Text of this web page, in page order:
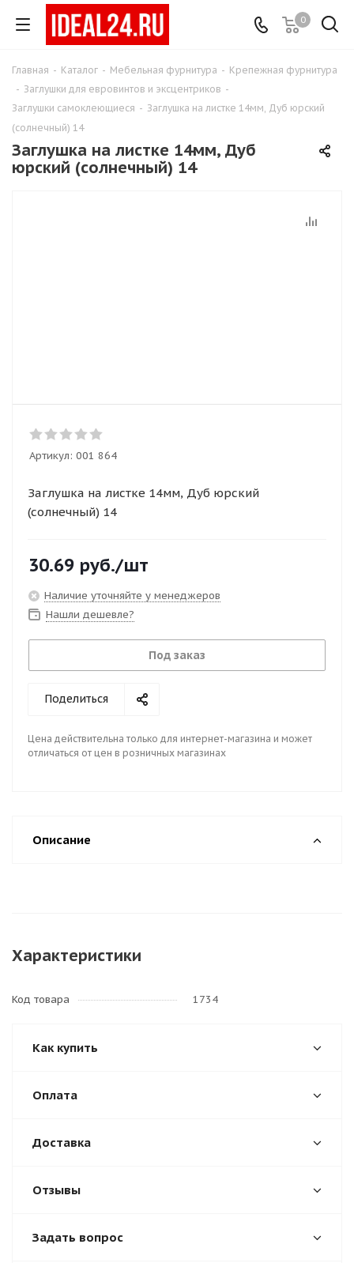
0
Главная - Каталог - Мебельная фурнитура - Крепежная фурнитура
- Заглушки для евровинтов и эксцентриков -
Заглушки самоклеющиеся - Заглушка на листке 14мм, Дуб юрский
(солнечный) 14
Заглушка на листке 14мм, Дуб
юрский (солнечный) 14
Артикул: 001 864
Заглушка на листке 14мм, Дуб юрский
(солнечный) 14
30.69 руб./шт
Наличие уточняйте у менеджеров
Нашли дешевле?
Под заказ
Поделиться
Цена действительна только для интернет-магазина и может
отличаться от цен в розничных магазинах
Описание
Характеристики
Код товара 1734
Как купить
Оплата
Доставка
Отзывы
Задать вопрос